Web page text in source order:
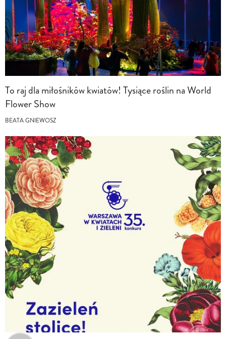
To raj dla miłośników kwiatów! Tysiące roślin na World
Flower Show
BEATA GNIEWOSZ